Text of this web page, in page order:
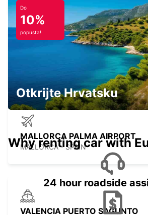
MALLORCA PLAYA DE PALMA
MALLORCA PALMA AIRPORT
MALLORCA - SPAIN
VALENCIA PUERTO SAGUNTO
Do
10%
popusta!
Otkrijte Hrvatsku
Why renting car with
24 hour roadside